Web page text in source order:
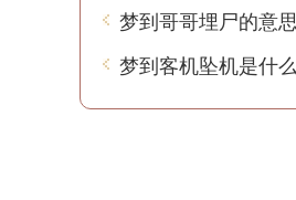
梦到哥哥埋尸的意
梦到客机坠机是什